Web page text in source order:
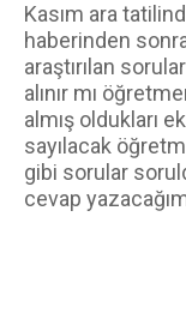
Kasım ara
haberinden
araştırılan
alınır mı
almış oldukları
sayılacak
gibi sorular
cevap